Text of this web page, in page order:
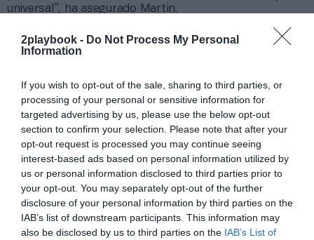
2playbook - Do Not Process My Personal
Information
If you wish to opt-out of the sale, sharing to third parties, or
processing of your personal or sensitive information for
targeted advertising by us, please use the below opt-out
section to confirm your selection. Please note that after your
opt-out request is processed you may continue seeing
interest-based ads based on personal information utilized by
us or personal information disclosed to third parties prior to
your opt-out. You may separately opt-out of the further
disclosure of your personal information by third parties on the
IAB’s list of downstream participants. This information may
also be disclosed by us to third parties on the IAB’s List of
universal”, ha asegurado Martin.
Strava despidió al 15% de
sus empleados en todo el mundo. Y un mes
después,anunció la compra de la
hecho con
app Recover Athletics, centrada en la
prevención de lesiones en la práctica deportiva.
Añadir 2Playbook
como fuente preferida de Google
de forma gratuita
Mantente informado con las últimas noticias de actualidad.
ACTIVAR AHORA
Compartir